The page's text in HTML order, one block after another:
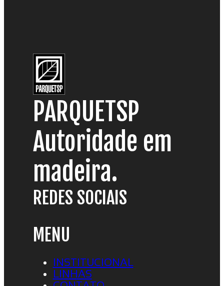
PARQUETSP
Autoridade em
madeira.
REDES SOCIAIS
MENU
INSTITUCIONAL
LINHAS